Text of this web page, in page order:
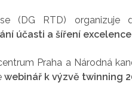
(DG RTD) organizuje
účasti a šíření
Praha a Národná
webinář k výzvě twinning